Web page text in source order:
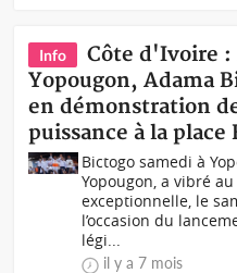
Info
Côte d'Ivoire :
Yopougon, Adama
en démonstration
puissance à la place
Bictogo samedi à
Yopougon, a vibré
exceptionnelle, le
l’occasion du
légi...
il y a 7 mois